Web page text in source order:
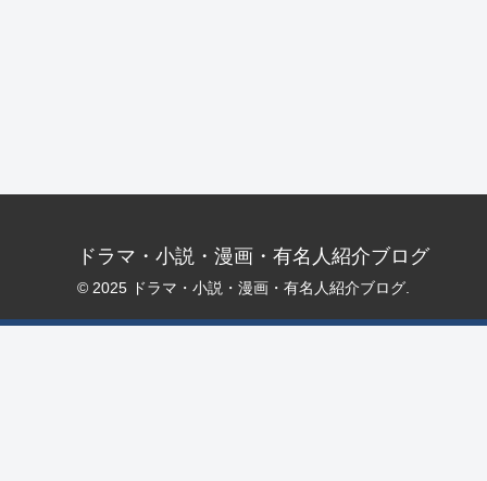
ドラマ・小説・漫画・有名人紹介ブログ
© 2025 ドラマ・小説・漫画・有名人紹介ブログ.